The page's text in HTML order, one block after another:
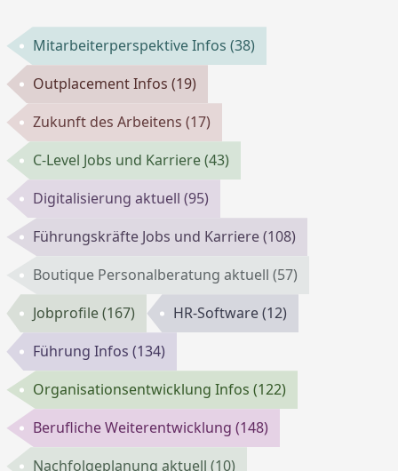
Mitarbeiterperspektive Infos(38)
Outplacement Infos(19)
Zukunft des Arbeitens(17)
C-Level Jobs und Karriere(43)
Digitalisierung aktuell(95)
Führungskräfte Jobs und Karriere(108)
Boutique Personalberatung aktuell(57)
Jobprofile(167) HR-Software(12)
Führung Infos(134)
Organisationsentwicklung Infos(122)
Berufliche Weiterentwicklung(148)
Nachfolgeplanung aktuell(10)